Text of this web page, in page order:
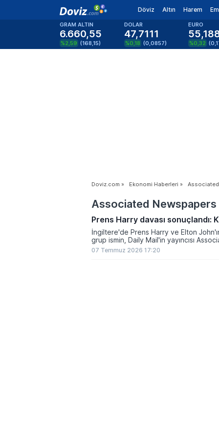
Döviz Altın Harem
GRAM ALTIN
6.660,55
%2,59 (168,15)
DOLAR
47,7111
%0,18 (0,0857)
EURO
%0,32 (
Doviz.com » Ekonomi Haberleri »
Associated
Prens Harry davası sonuçlandı:
İngiltere'de Prens Harry ve Elton
grup ismin, Daily Mail'in yayıncısı
yaklaşık 50 mily...
07 Temmuz 2026 17:20